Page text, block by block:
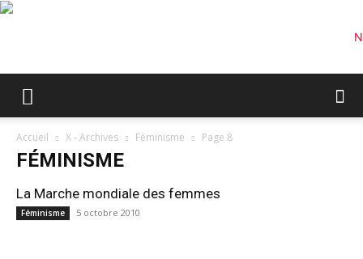
Accueil X - Archives Féminisme Page 8
FÉMINISME
La Marche mondiale des femmes
Féminisme 5 octobre 2010